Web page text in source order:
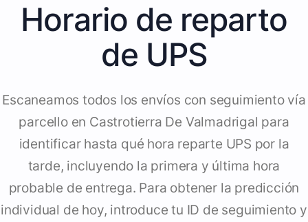
Horario de reparto
de UPS
Escaneamos todos los envíos con seguimiento vía
parcello en Castrotierra De Valmadrigal para
identificar hasta qué hora reparte UPS por la
tarde, incluyendo la primera y última hora
probable de entrega. Para obtener la predicción
individual de hoy, introduce tu ID de seguimiento y